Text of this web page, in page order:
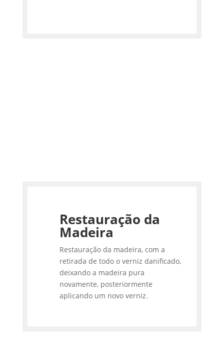
Restauração da
Madeira
Restauração da madeira, com a
retirada de todo o verniz danificado,
deixando a madeira pura
novamente, posteriormente
aplicando um novo verniz.